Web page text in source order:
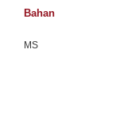
Bahan
MS